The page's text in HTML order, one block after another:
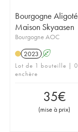
Bourgogne Aligoté
Maison Skyaasen
Bourgogne AOC
2023 A
Lot de 1 bouteille | 0
enchère
35€
(mise à prix)